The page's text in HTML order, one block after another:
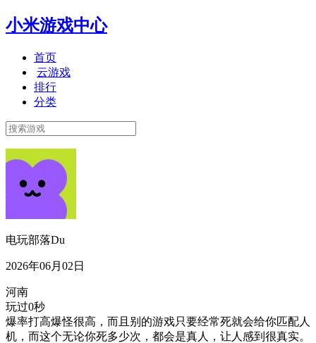
小米游戏中心
首页
云游戏
排行
分类
电玩部落Du
2026年06月02日
河南
玩过0秒
爆率打高爆怪很高，而且别的游戏只要经常死就会给你匹配人
机，而这个无论你死多少次，都会是真人，让人感到很真实。